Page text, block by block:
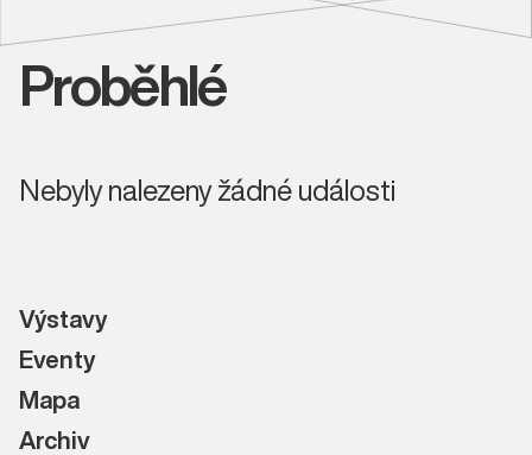
Proběhlé
Nebyly nalezeny žádné události
Výstavy
Eventy
Mapa
Archiv